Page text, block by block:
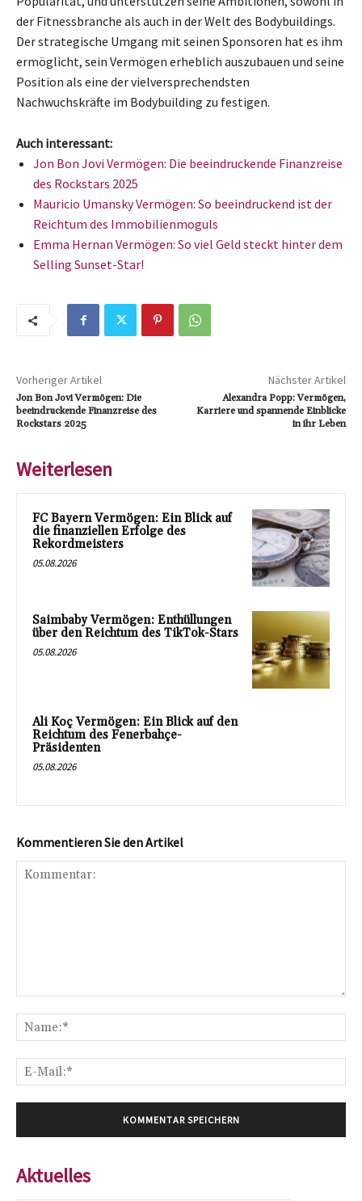
der Fitnessbranche als auch in der Welt des Bodybuildings.
Der strategische Umgang mit seinen Sponsoren hat es ihm
ermöglicht, sein Vermögen erheblich auszubauen und seine
Position als eine der vielversprechendsten
Nachwuchskräfte im Bodybuilding zu festigen.
Auch interessant:
Jon Bon Jovi Vermögen: Die beeindruckende Finanzreise
des Rockstars 2025
Mauricio Umansky Vermögen: So beeindruckend ist der
Reichtum des Immobilienmoguls
Emma Hernan Vermögen: So viel Geld steckt hinter dem
Selling Sunset-Star!
Vorheriger Artikel
Jon Bon Jovi Vermögen: Die
beeindruckende Finanzreise des
Rockstars 2025
Nächster Artikel
Alexandra Popp: Vermögen,
Karriere und spannende Einblicke
in ihr Leben
Weiterlesen
FC Bayern Vermögen: Ein Blick auf
die finanziellen Erfolge des
Rekordmeisters
05.08.2026
Saimbaby Vermögen: Enthüllungen
über den Reichtum des TikTok-Stars
05.08.2026
Ali Koç Vermögen: Ein Blick auf den
Reichtum des Fenerbahçe-
Präsidenten
05.08.2026
Kommentieren Sie den Artikel
Aktuelles